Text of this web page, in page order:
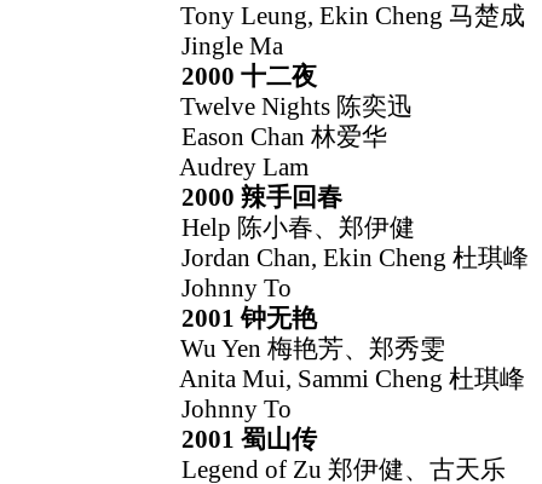
Tony Leung, Ekin Cheng 马楚成
Jingle Ma
2000 十二夜
Twelve Nights 陈奕迅
Eason Chan 林爱华
Audrey Lam
2000 辣手回春
Help 陈小春、郑伊健
Jordan Chan, Ekin Cheng 杜琪峰
Johnny To
2001 钟无艳
Wu Yen 梅艳芳、郑秀雯
Anita Mui, Sammi Cheng 杜琪峰
Johnny To
2001 蜀山传
Legend of Zu 郑伊健、古天乐